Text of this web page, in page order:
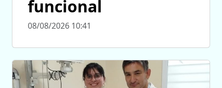
funcional
08/08/2026 10:41